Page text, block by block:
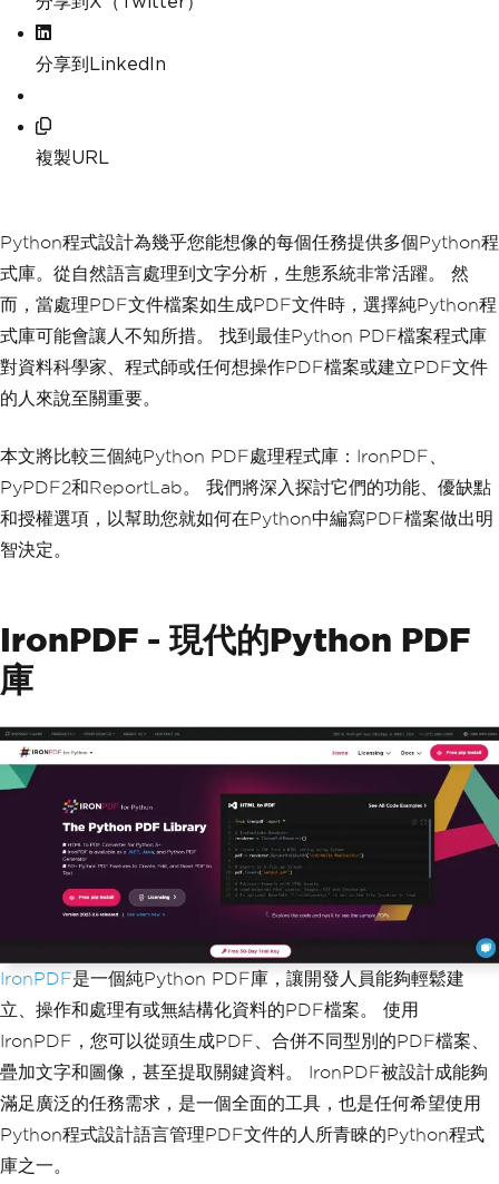
分享到LinkedIn
複製URL
Python程式設計為幾乎您能想像的每個任務提供多個Python程
式庫。從自然語言處理到文字分析，生態系統非常活躍。 然
而，當處理PDF文件檔案如生成PDF文件時，選擇純Python程
式庫可能會讓人不知所措。 找到最佳Python PDF檔案程式庫
對資料科學家、程式師或任何想操作PDF檔案或建立PDF文件
的人來說至關重要。
本文將比較三個純Python PDF處理程式庫：IronPDF、
PyPDF2和ReportLab。 我們將深入探討它們的功能、優缺點
和授權選項，以幫助您就如何在Python中編寫PDF檔案做出明
智決定。
IronPDF - 現代的Python PDF
庫
IronPDF是一個純Python PDF庫，讓開發人員能夠輕鬆建
立、操作和處理有或無結構化資料的PDF檔案。 使用
IronPDF，您可以從頭生成PDF、合併不同型別的PDF檔案、
疊加文字和圖像，甚至提取關鍵資料。 IronPDF被設計成能夠
滿足廣泛的任務需求，是一個全面的工具，也是任何希望使用
Python程式設計語言管理PDF文件的人所青睞的Python程式
庫之一。